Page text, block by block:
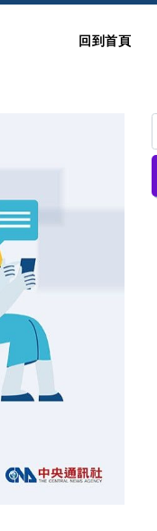
回到首頁